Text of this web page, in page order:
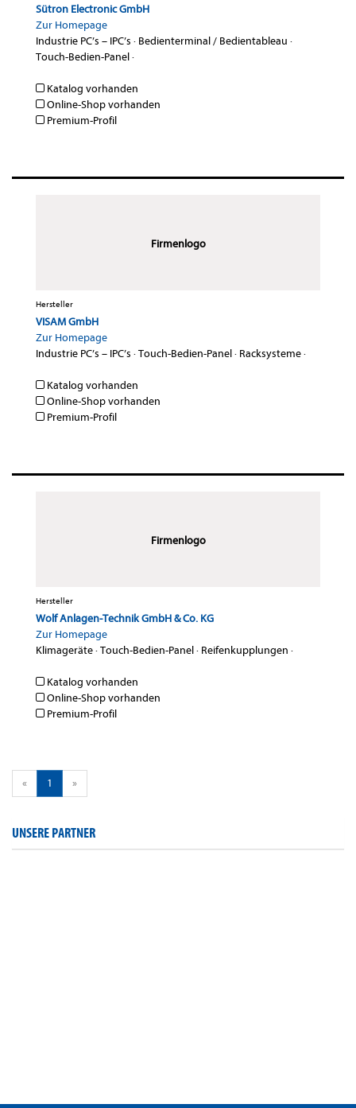
Sütron Electronic GmbH
Zur Homepage
Industrie PC’s – IPC’s · Bedienterminal / Bedientableau ·
Touch-Bedien-Panel·
Katalog vorhanden
Online-Shop vorhanden
Premium-Profil
Firmenlogo
Hersteller
VISAM GmbH
Zur Homepage
Industrie PC’s – IPC’s ·Touch-Bedien-Panel· Racksysteme·
Katalog vorhanden
Online-Shop vorhanden
Premium-Profil
Firmenlogo
Hersteller
Wolf Anlagen-Technik GmbH & Co. KG
Zur Homepage
Klimageräte·Touch-Bedien-Panel· Reifenkupplungen ·
Katalog vorhanden
Online-Shop vorhanden
Premium-Profil
« 1 »
UNSERE PARTNER